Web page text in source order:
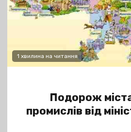
1 хвилина на читання
Подорож
промислів від